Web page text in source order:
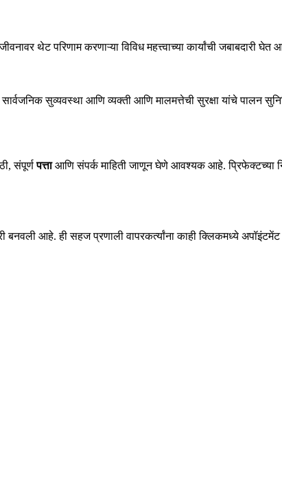
थेट परिणाम करणाऱ्या विविध महत्त्वाच्या कार्यांची जबाबदारी घेत
सार्वजनिक सुव्यवस्था आणि व्यक्ती आणि मालमत्तेची सुरक्षा यांचे पालन
संपूर्णपत्ताआणि संपर्क माहिती जाणून घेणे आवश्यक आहे. प्रिफेक्टच्या
आहे. ही सहज प्रणाली वापरकर्त्यांना काही क्लिकमध्ये अपॉइंटमेंट